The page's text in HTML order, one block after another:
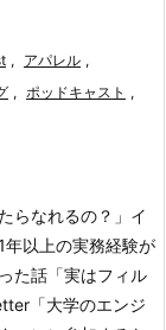
, アパレル ,
, ポッドキャスト ,
らなれるの？」イ
年以上の実務経験が
た話「実はフィル
「大学のエンジ